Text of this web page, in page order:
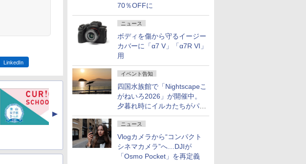
70％OFFに
ニュース
ボディを傷から守るイージー
カバーに「α7 V」「α7R VI」
用
イベント告知
四国水族館で「Nightscapeこ
がねいろ2026」が開催中。
夕暮れ時にイルカたちがパフ
ォーマンスを繰り広げる
ニュース
Vlogカメラから“コンパクト
シネマカメラ”へ…DJIが
「Osmo Pocket」を再定義
LinkedIn
▲